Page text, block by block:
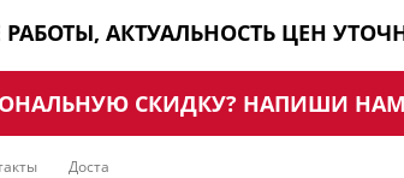
АКТУАЛЬНОСТЬ ЦЕН
СКИДКУ? НАПИШИ
Доставка